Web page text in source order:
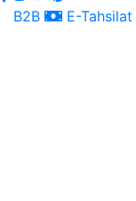
B2B E-Tahsilat